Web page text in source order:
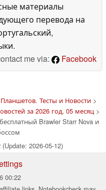
материалы
перевода на
me via:
Facebook
Тесты и Новости>
за 2026 год, 05 месяц>
Brawler Starr Nova и
2026-05-12)
00:22